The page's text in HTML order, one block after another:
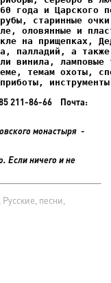
211-86-66 Почта:
монастыря -
Если ничего и не
песни,